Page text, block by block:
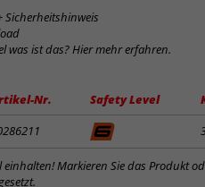
Sicherheitshinweis
was ist das? Hier mehr erfahren.
Nr. Safety Level
einhalten! Markieren Sie das Produkt